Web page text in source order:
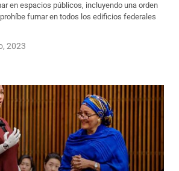
en espacios públicos, incluyendo una orden
fumar en todos los edificios federales
2023